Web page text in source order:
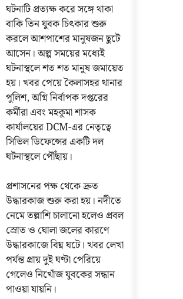
ঘটনাটি প্রত্যক্ষ করে সঙ্গে থাকা
বাকি তিন যুবক চিৎকার শুরু
করলে আশপাশের মানুষজন ছুটে
আসেন। অল্প সময়ের মধ্যেই
ঘটনাস্থলে শত শত মানুষ জমায়েত
হয়। খবর পেয়ে কৈলাসহর থানার
পুলিশ, অগ্নি নির্বাপক দপ্তরের
কর্মীরা এবং মহকুমা শাসক
কার্যালয়ের DCM-এর নেতৃত্বে
সিভিল ডিফেন্সের একটি দল
ঘটনাস্থলে পৌঁছায়।
প্রশাসনের পক্ষ থেকে দ্রুত
উদ্ধারকাজ শুরু করা হয়। নদীতে
নেমে তল্লাশি চালানো হলেও প্রবল
স্রোত ও ঘোলা জলের কারণে
উদ্ধারকাজে বিঘ্ন ঘটে। খবর লেখা
পর্যন্ত প্রায় দুই ঘণ্টা পেরিয়ে
গেলেও নিখোঁজ যুবকের সন্ধান
পাওয়া যায়নি।